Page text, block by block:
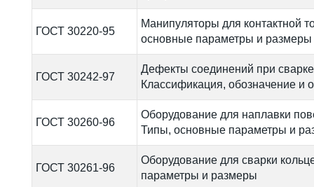
ГОСТ 30220-95
Манипуляторы для контактной
основные параметры и размеры
ГОСТ 30242-97
Дефекты соединений при
Классификация, обозначение и
ГОСТ 30260-96
Оборудование для наплавки
Типы, основные параметры и
ГОСТ 30261-96
Оборудование для сварки
параметры и размеры